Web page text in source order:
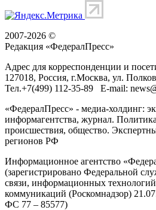
2007-2026 ©
Редакция «ФедералПресс»
Адрес для корреспонденции и
127018, Россия, г.Москва, ул.
Тел.+7(499) 112-35-89 E-mail:
«ФедералПресс» - медиа-холдинг:
информагентства, журнал.
происшествия, общество.
регионов РФ
Информационное агентство
(зарегистрировано Федеральной
связи, информационных
коммуникаций (Роскомнадзор)
ФС 77 – 85577)